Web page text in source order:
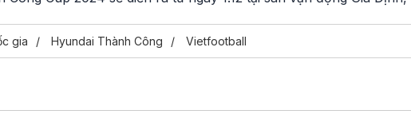
gia Hyundai Thành Công Vietfootball